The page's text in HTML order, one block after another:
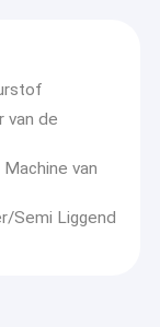
van de
van
Semi Liggend